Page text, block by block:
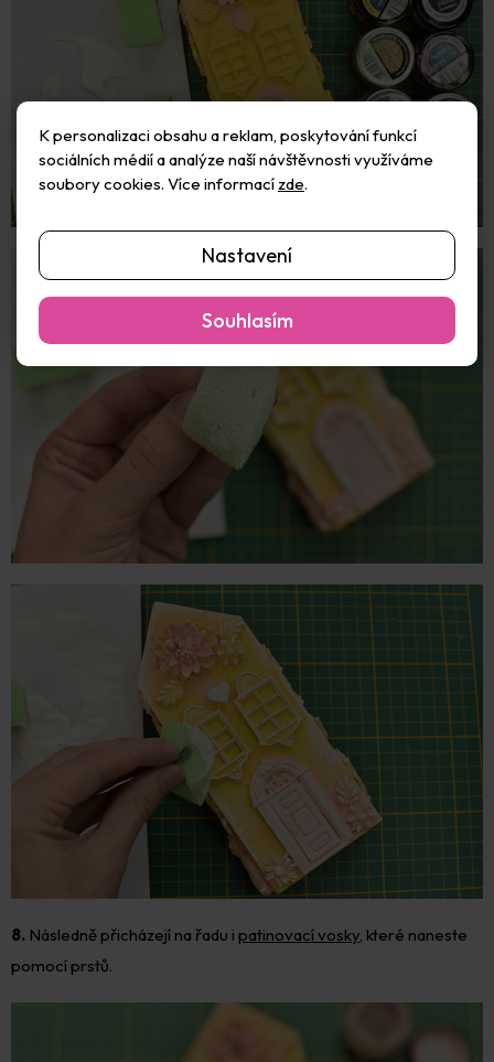
K personalizaci obsahu a reklam, poskytování funkcí
sociálních médií a analýze naší návštěvnosti využíváme
soubory cookies. Více informacízde.
Nastavení
Souhlasím
8. Následně přicházejí na řadu i patinovací vosky, které naneste
pomocí prstů.